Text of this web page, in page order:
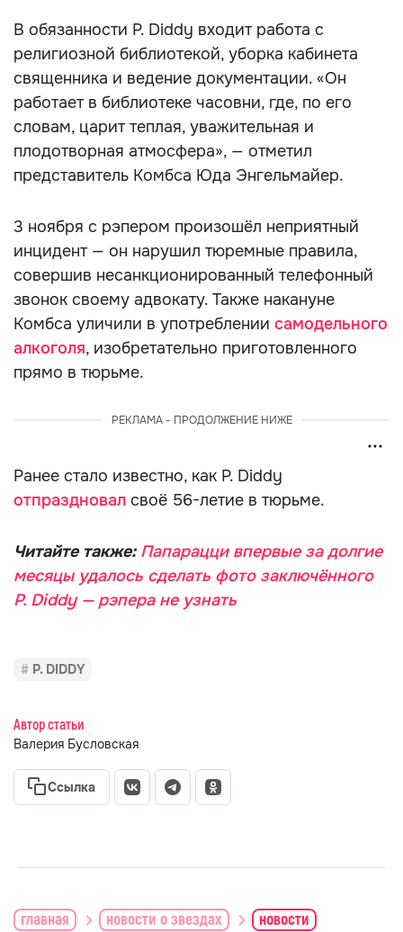
В обязанности P. Diddy входит работа с
религиозной библиотекой, уборка кабинета
священника и ведение документации. «Он
работает в библиотеке часовни, где, по его
словам, царит теплая, уважительная и
плодотворная атмосфера», — отметил
представитель Комбса Юда Энгельмайер.
3 ноября с рэпером произошёл неприятный
инцидент — он нарушил тюремные правила,
совершив несанкционированный телефонный
звонок своему адвокату. Также накануне
Комбса уличили в употреблении самодельного
алкоголя, изобретательно приготовленного
прямо в тюрьме.
РЕКЛАМА - ПРОДОЛЖЕНИЕ НИЖЕ
Ранее стало известно, как P. Diddy
отпраздновал своё 56-летие в тюрьме.
Читайте также: Папарацци впервые за долгие
месяцы удалось сделать фото заключённого
P. Diddy — рэпера не узнать
P. DIDDY
Автор статьи
Валерия Бусловская
Ссылка
главная новости о звездах новости